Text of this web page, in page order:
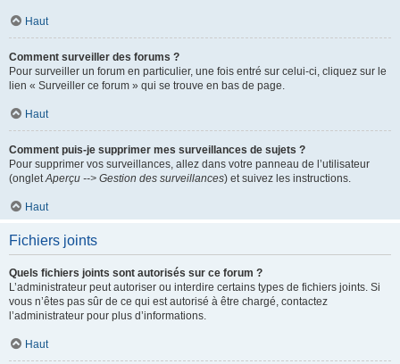
Haut
Comment surveiller des forums ?
Pour surveiller un forum en particulier, une fois entré sur celui-ci, cliquez sur le
lien « Surveiller ce forum » qui se trouve en bas de page.
Haut
Comment puis-je supprimer mes surveillances de sujets ?
Pour supprimer vos surveillances, allez dans votre panneau de l’utilisateur
(ongletAperçu --> Gestion des surveillances) et suivez les instructions.
Haut
Fichiers joints
Quels fichiers joints sont autorisés sur ce forum ?
L’administrateur peut autoriser ou interdire certains types de fichiers joints. Si
vous n’êtes pas sûr de ce qui est autorisé à être chargé, contactez
l’administrateur pour plus d’informations.
Haut